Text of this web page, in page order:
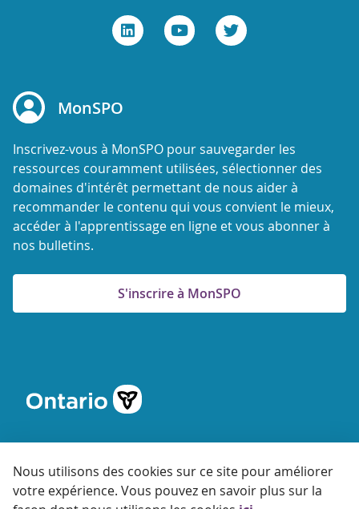
Nous utilisons des cookies sur ce site pour améliorer
votre expérience. Vous pouvez en savoir plus sur la
MonSPO
Inscrivez-vous à MonSPO pour sauvegarder les
ressources couramment utilisées, sélectionner des
domaines d'intérêt permettant de nous aider à
recommander le contenu qui vous convient le mieux,
accéder à l'apprentissage en ligne et vous abonner à
nos bulletins.
S'inscrire à MonSPO
© 2026 Agence ontarienne de protection et de promotion de